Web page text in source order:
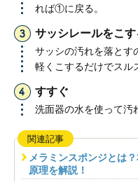
れば①に戻る。
サッシレールをこす
サッシの汚れを落とす
軽くこするだけでスル
すすぐ
洗面器の水を使って汚
関連記事
メラミンスポンジとは
原理を解説！